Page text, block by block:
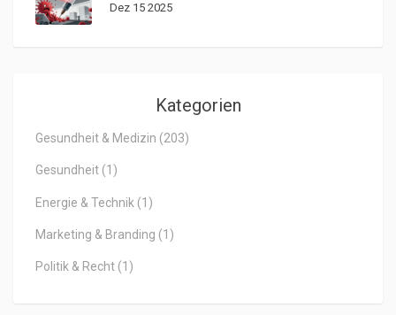
Dez 15 2025
Kategorien
Gesundheit & Medizin (203)
Gesundheit (1)
Energie & Technik (1)
Marketing & Branding (1)
Politik & Recht (1)